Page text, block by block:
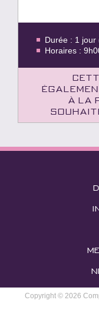
Durée : 1 jour
Horaires :
à la
Copyright © 2026